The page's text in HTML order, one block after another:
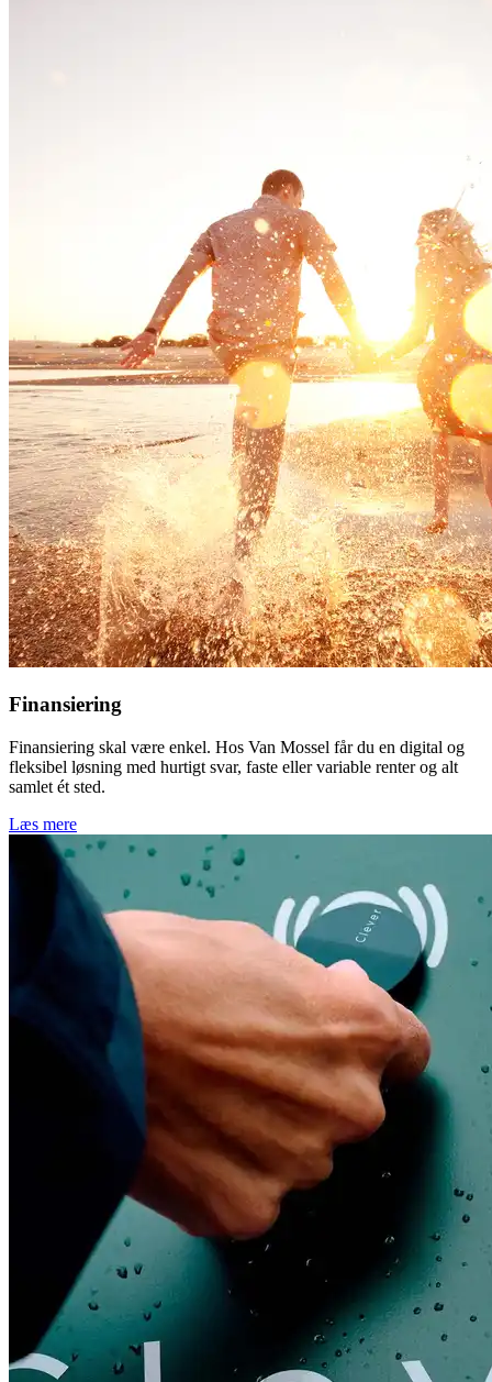
Finansiering
Finansiering skal være enkel. Hos Van Mossel får du en digital og
fleksibel løsning med hurtigt svar, faste eller variable renter og alt
samlet ét sted.
Læs mere